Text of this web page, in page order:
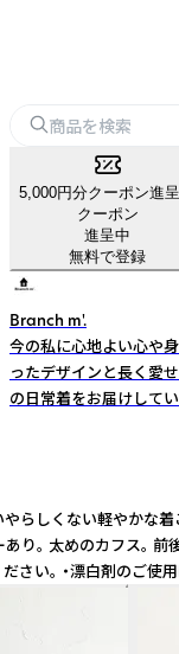
5,000円分クーポン進
クーポン
進呈中
無料で登録
Branch m'.
今の私に心地よい心や
ったデザインと長く愛
の日常着をお届けして
くない軽や
太めのカ
。 ・漂白剤のご使